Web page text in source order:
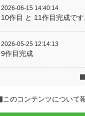
2026-06-15 14:40:14
10作目 と 11作目完成です
2026-05-25 12:14:13
9作目完成
このコンテンツについて